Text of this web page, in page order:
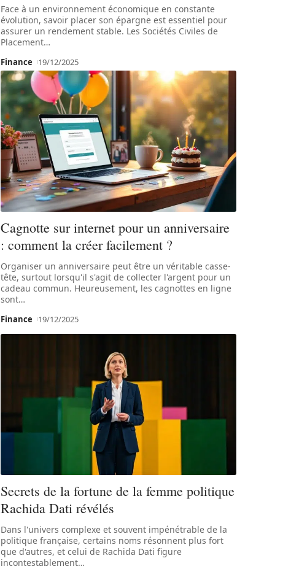
Face à un environnement économique en constante
évolution, savoir placer son épargne est essentiel pour
assurer un rendement stable. Les Sociétés Civiles de
Placement…
Finance 19/12/2025
Cagnotte sur internet pour un anniversaire
: comment la créer facilement ?
Organiser un anniversaire peut être un véritable casse-
tête, surtout lorsqu'il s'agit de collecter l'argent pour un
cadeau commun. Heureusement, les cagnottes en ligne
sont…
Finance 19/12/2025
Secrets de la fortune de la femme politique
Rachida Dati révélés
Dans l'univers complexe et souvent impénétrable de la
politique française, certains noms résonnent plus fort
que d'autres, et celui de Rachida Dati figure
incontestablement…